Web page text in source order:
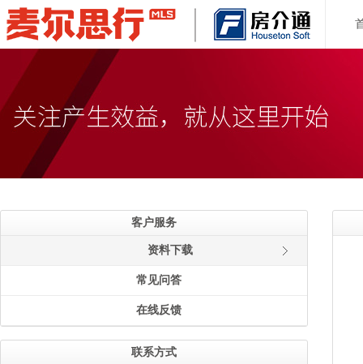
客户服务
资料下载
常见问答
在线反馈
联系方式